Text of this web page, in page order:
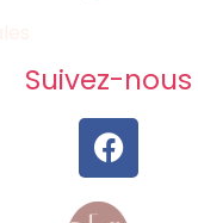
Suivez-nous